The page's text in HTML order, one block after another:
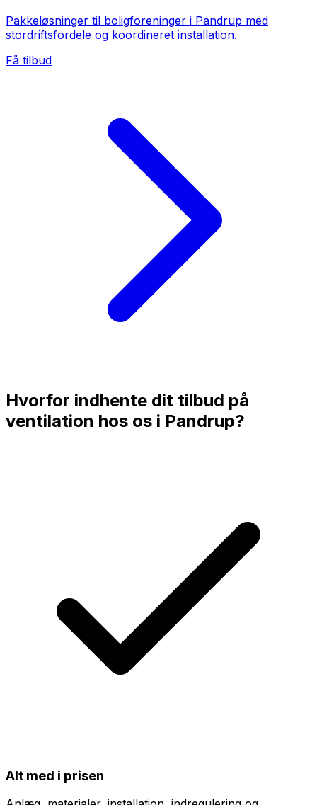
Pakkeløsninger til boligforeninger i Pandrup med
stordriftsfordele og koordineret installation.
Få tilbud
Hvorfor indhente dit tilbud på
ventilation hos os i Pandrup?
Alt med i prisen